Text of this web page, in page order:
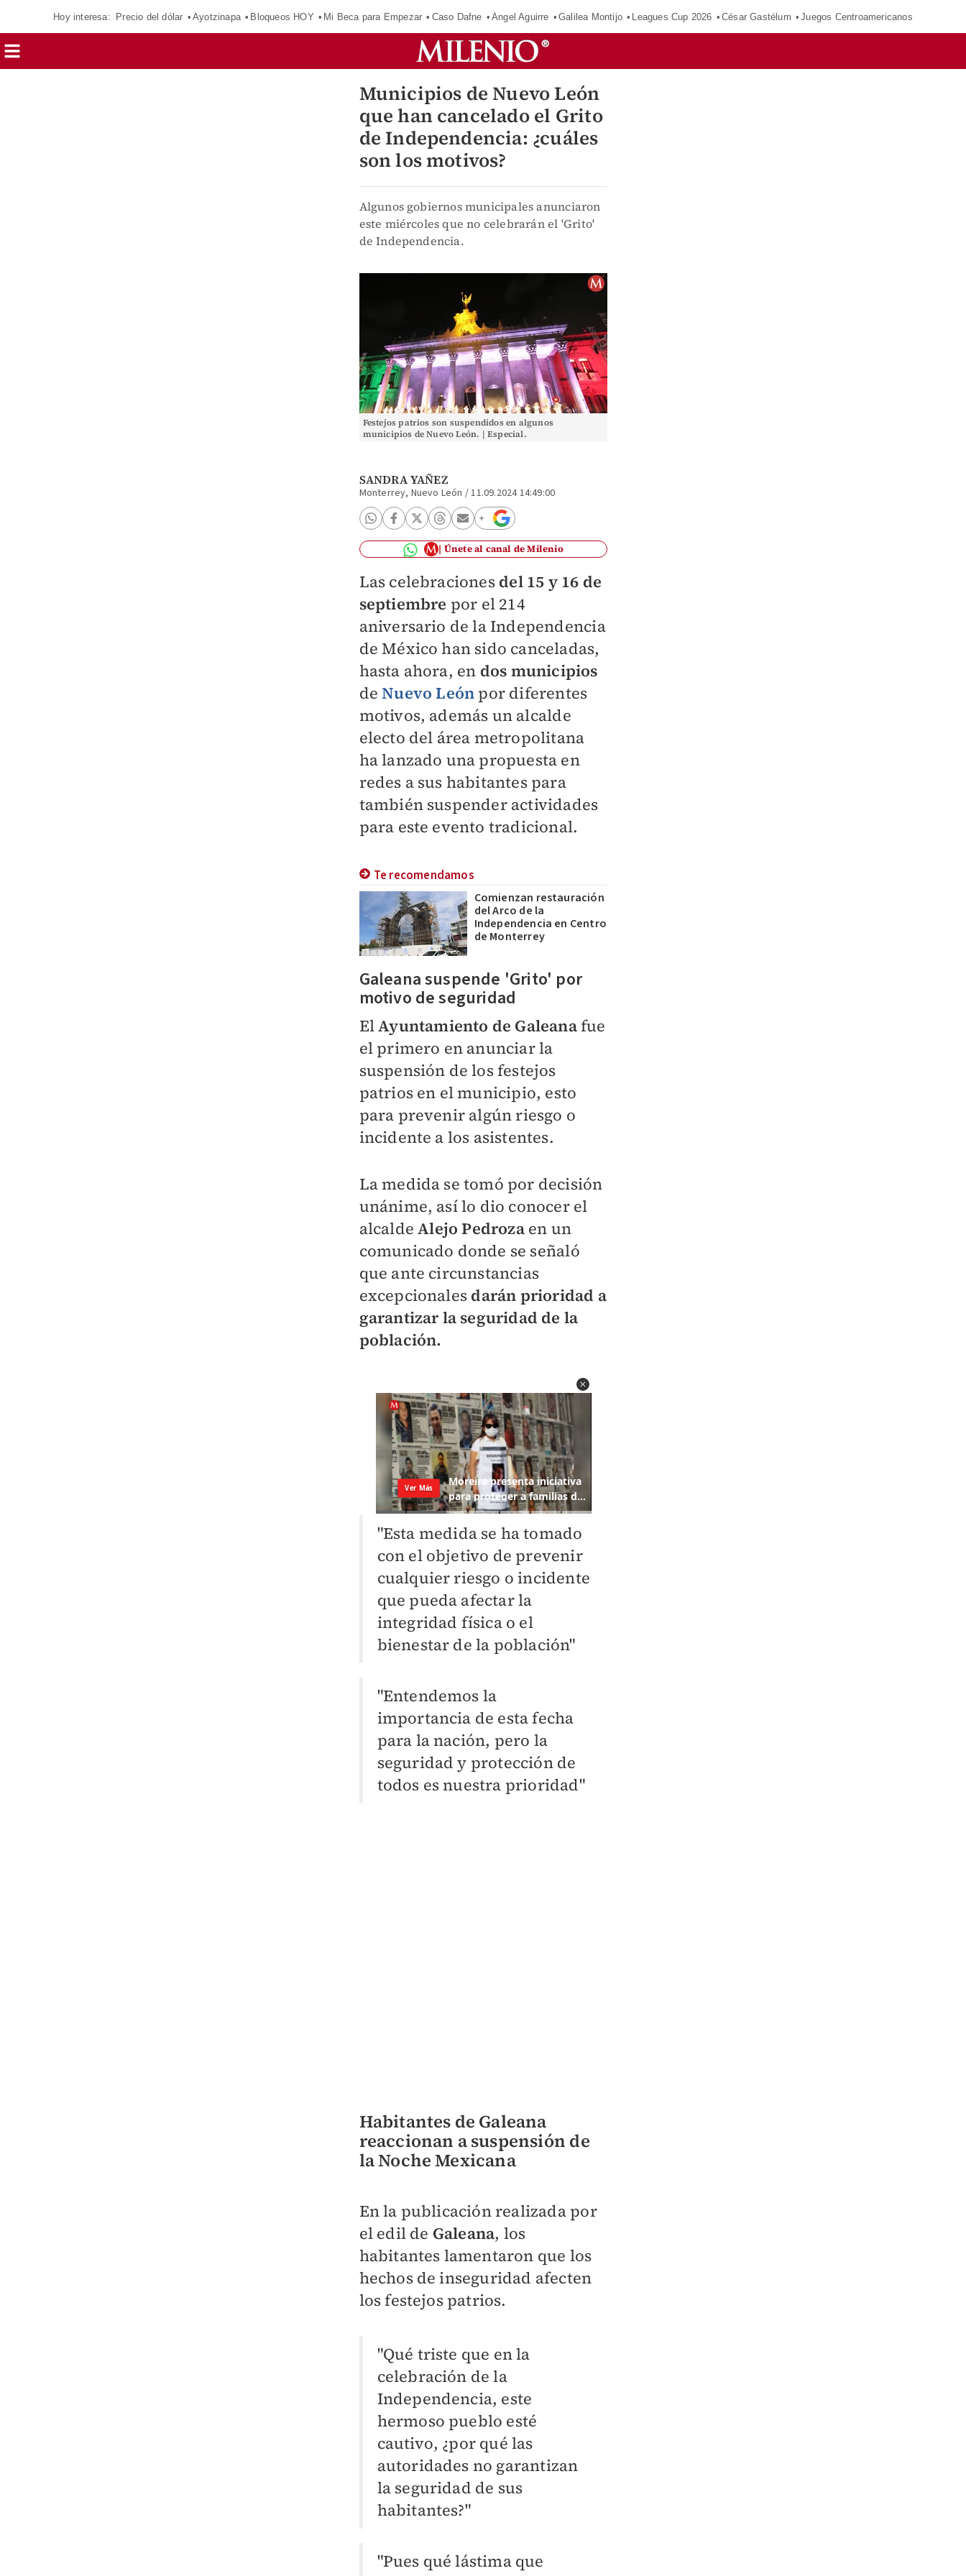
Hoy interesa: Precio del dólar Ayotzinapa Bloqueos HOY Mi Beca para Empezar Caso Dafne Ángel Aguirre Galilea Montijo Leagues Cup 2026 César Gastélum Juegos Centroamericanos
Municipios de Nuevo León
que han cancelado el Grito
de Independencia: ¿cuáles
son los motivos?
Algunos gobiernos municipales anunciaron
este miércoles que no celebrarán el 'Grito'
de Independencia.
Festejos patrios son suspendidos en algunos
municipios de Nuevo León. | Especial.
SANDRA YAÑEZ
Monterrey, Nuevo León /11.09.2024 14:49:00
Únete al canal de Milenio
Las celebraciones del 15 y 16 de
septiembre por el 214
aniversario de la Independencia
de México han sido canceladas,
hasta ahora, en dos municipios
deNuevo León por diferentes
motivos, además un alcalde
electo del área metropolitana
ha lanzado una propuesta en
redes a sus habitantes para
también suspender actividades
para este evento tradicional.
Te recomendamos
Comienzan restauración
del Arco de la
Independencia en Centro
de Monterrey
Galeana suspende 'Grito' por
motivo de seguridad
ElAyuntamiento de Galeanafue
el primero en anunciar la
suspensión de los festejos
patrios en el municipio, esto
para prevenir algún riesgo o
incidente a los asistentes.
La medida se tomó por decisión
unánime, así lo dio conocer el
alcalde Alejo Pedrozaen un
comunicado donde se señaló
que ante circunstancias
excepcionales darán prioridad a
garantizar la seguridad de la
población.
"Esta medida se ha tomado
con el objetivo de prevenir
cualquier riesgo o incidente
que pueda afectar la
integridad física o el
bienestar de la población"
"Entendemos la
importancia de esta fecha
para la nación, pero la
seguridad y protección de
todos es nuestra prioridad"
Habitantes de Galeana
reaccionan a suspensión de
la Noche Mexicana
En la publicación realizada por
el edil de Galeana, los
habitantes lamentaron que los
hechos de inseguridad afecten
los festejos patrios.
"Qué triste que en la
celebración de la
Independencia, este
hermoso pueblo esté
cautivo, ¿por qué las
autoridades no garantizan
la seguridad de sus
habitantes?"
"Pues qué lástima que